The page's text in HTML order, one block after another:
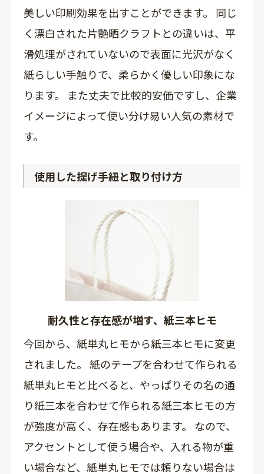
美しい印刷効果を出すことができます。 同じ
く漂白された片艶晒クラフトとの違いは、平
滑処理がされていないので表面に光沢がなく
紙らしい手触りで、柔らかく優しい印象にな
ります。 また丈夫で比較的安価ですし、企業
イメージによって使い分け易い人気の素材で
す。
使用した提げ手紐と取り付け方
耐久性と存在感が増す、紙三本ヒモ
今回から、紙単丸ヒモから紙三本ヒモに変更
されました。 紙のテープを合わせて作られる
紙単丸ヒモと比べると、やっぱりその名の通
り紙三本を合わせて作られる紙三本ヒモの方
が強度が高く、存在感もあります。 なので、
アクセントとして使う場合や、入れる物が重
い場合など、紙単丸ヒモでは頼りない場合は